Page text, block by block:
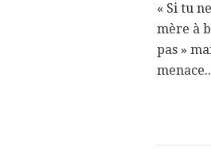
« Si tu
mère à
pas »